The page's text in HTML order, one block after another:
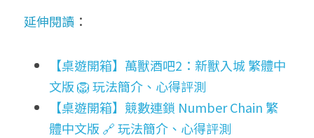
延伸閱讀 ：
【桌遊開箱】萬獸酒吧2：新獸入城 繁體中
文版 🦁 玩法簡介、心得評測
【桌遊開箱】競數連鎖 Number Chain 繁
體中文版 🔗 玩法簡介、心得評測